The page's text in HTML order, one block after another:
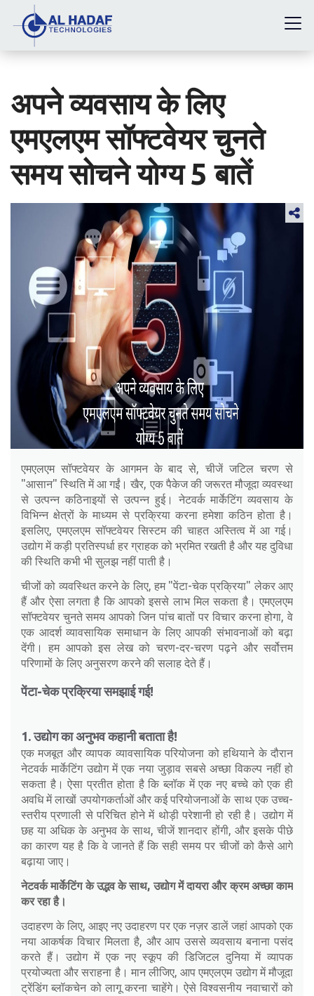
अपने व्यवसाय के लिए
एमएलएम सॉफ्टवेयर चुनते
समय सोचने योग्य 5 बातें
एमएलएम सॉफ्टवेयर के आगमन के बाद से, चीजें जटिल चरण से
"आसान" स्थिति में आ गईं। खैर, एक पैकेज की जरूरत मौजूदा व्यवस्था
से उत्पन्न कठिनाइयों से उत्पन्न हुई। नेटवर्क मार्केटिंग व्यवसाय के
विभिन्न क्षेत्रों के माध्यम से प्रक्रिया करना हमेशा कठिन होता है।
इसलिए, एमएलएम सॉफ्टवेयर सिस्टम की चाहत अस्तित्व में आ गई।
उद्योग में कड़ी प्रतिस्पर्धा हर ग्राहक को भ्रमित रखती है और यह दुविधा
की स्थिति कभी भी सुलझ नहीं पाती है।
चीजों को व्यवस्थित करने के लिए, हम "पेंटा-चेक प्रक्रिया" लेकर आए
हैं और ऐसा लगता है कि आपको इससे लाभ मिल सकता है। एमएलएम
सॉफ्टवेयर चुनते समय आपको जिन पांच बातों पर विचार करना होगा, वे
एक आदर्श व्यावसायिक समाधान के लिए आपकी संभावनाओं को बढ़ा
देंगी। हम आपको इस लेख को चरण-दर-चरण पढ़ने और सर्वोत्तम
परिणामों के लिए अनुसरण करने की सलाह देते हैं।
पेंटा-चेक प्रक्रिया समझाई गई!
1. उद्योग का अनुभव कहानी बताता है!
एक मजबूत और व्यापक व्यावसायिक परियोजना को हथियाने के दौरान
नेटवर्क मार्केटिंग उद्योग में एक नया जुड़ाव सबसे अच्छा विकल्प नहीं हो
सकता है। ऐसा प्रतीत होता है कि ब्लॉक में एक नए बच्चे को एक ही
अवधि में लाखों उपयोगकर्ताओं और कई परियोजनाओं के साथ एक उच्च-
स्तरीय प्रणाली से परिचित होने में थोड़ी परेशानी हो रही है। उद्योग में
छह या अधिक के अनुभव के साथ, चीजें शानदार होंगी, और इसके पीछे
का कारण यह है कि वे जानते हैं कि सही समय पर चीजों को कैसे आगे
बढ़ाया जाए।
नेटवर्क मार्केटिंग के उद्भव के साथ, उद्योग में दायरा और क्रम अच्छा काम
कर रहा है।
उदाहरण के लिए, आइए नए उदाहरण पर एक नज़र डालें जहां आपको एक
नया आकर्षक विचार मिलता है, और आप उससे व्यवसाय बनाना पसंद
करते हैं। उद्योग में एक नए स्कूप की डिजिटल दुनिया में व्यापक
प्रयोज्यता और सराहना है। मान लीजिए, आप एमएलएम उद्योग में मौजूदा
ट्रेंडिंग ब्लॉकचेन को लागू करना चाहेंगे। ऐसे विश्वसनीय नवाचारों को